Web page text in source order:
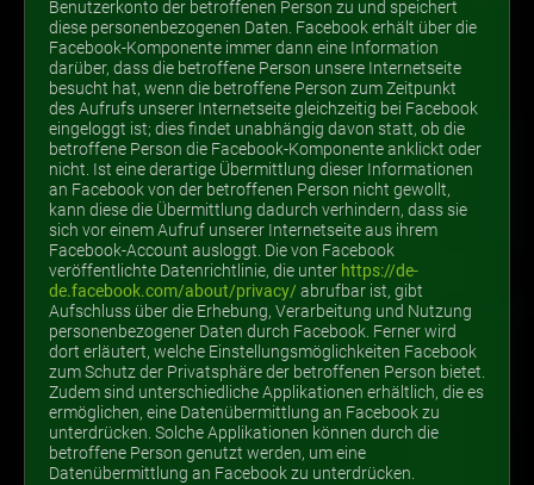
Benutzerkonto der betroffenen Person zu und speichert
diese personenbezogenen Daten. Facebook erhält über die
Facebook-Komponente immer dann eine Information
darüber, dass die betroffene Person unsere Internetseite
besucht hat, wenn die betroffene Person zum Zeitpunkt
des Aufrufs unserer Internetseite gleichzeitig bei Facebook
eingeloggt ist; dies findet unabhängig davon statt, ob die
betroffene Person die Facebook-Komponente anklickt oder
nicht. Ist eine derartige Übermittlung dieser Informationen
an Facebook von der betroffenen Person nicht gewollt,
kann diese die Übermittlung dadurch verhindern, dass sie
sich vor einem Aufruf unserer Internetseite aus ihrem
Facebook-Account ausloggt. Die von Facebook
veröffentlichte Datenrichtlinie, die unter https://de-
de.facebook.com/about/privacy/ abrufbar ist, gibt
Aufschluss über die Erhebung, Verarbeitung und Nutzung
personenbezogener Daten durch Facebook. Ferner wird
dort erläutert, welche Einstellungsmöglichkeiten Facebook
zum Schutz der Privatsphäre der betroffenen Person bietet.
Zudem sind unterschiedliche Applikationen erhältlich, die es
ermöglichen, eine Datenübermittlung an Facebook zu
unterdrücken. Solche Applikationen können durch die
betroffene Person genutzt werden, um eine
Datenübermittlung an Facebook zu unterdrücken.